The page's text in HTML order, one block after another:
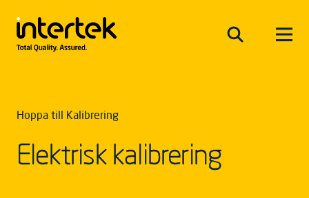
Hoppa till Kalibrering
Elektrisk kalibrering